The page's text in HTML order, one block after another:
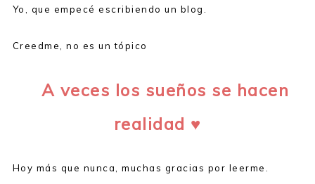
Yo, que empecé escribiendo un blog.
Creedme, no es un tópico
A veces los sueños se hacen
realidad ♥
Hoy más que nunca, muchas gracias por leerme.